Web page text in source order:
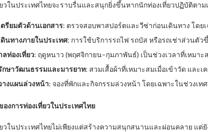
วในประเทศไทยจะราบรื่นและสนุกยิ่งขึ้นหากนักท่องเที่ยวปฏิบัติตา
ตรียมตัวด้านเอกสาร: ตรวจสอบพาสปอร์ตและวีซ่าก่อนเดินทาง โดย
ดินทางภายในประเทศ: การใช้บริการรถไฟ รถบัส หรือรถเช่าส่วนตั
ลท่องเที่ยว: ฤดูหนาว (พฤศจิกายน–กุมภาพันธ์) เป็นช่วงเวลาที่เหมา
กษาวัฒนธรรมและมารยาท: สวมเสื้อผ้าที่เหมาะสมเมื่อเข้าวัด และเ
างแผนล่วงหน้า: จองที่พักและกิจกรรมล่วงหน้า โดยเฉพาะในช่วงเท
งการท่องเที่ยวในประเทศไทย
วในประเทศไทยไม่เพียงแต่สร้างความสนุกสนานและผ่อนคลาย แต่